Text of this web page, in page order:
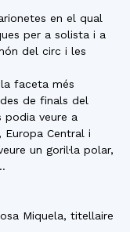
en el qual
per a solista i a
del circ i les
faceta més
de finals del
podia veure a
Central i
un goril·la polar,
Miquela, titellaire